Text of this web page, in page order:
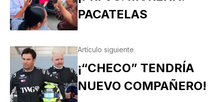
PACATELAS
Artículo siguiente
¡“CHECO” TENDRÍA
NUEVO COMPAÑERO!